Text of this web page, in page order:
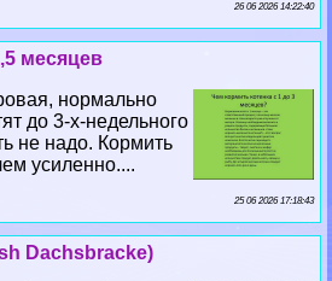
26 06 2026 14:22:40
месяцев
нормально
до 3-х-недельного
не надо. Кормить
усиленно....
25 06 2026 17:18:43
Dachsbracke)